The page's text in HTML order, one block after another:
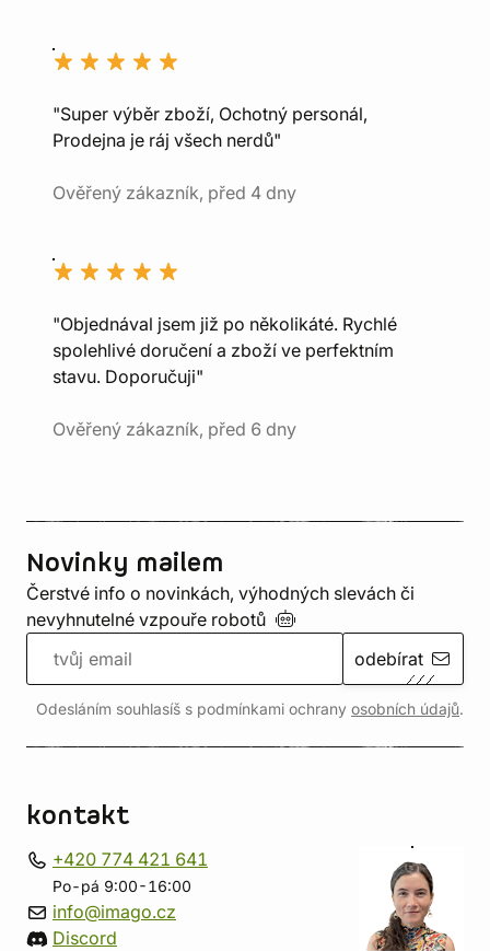
"Super výběr zboží, Ochotný personál,
Prodejna je ráj všech nerdů"
Ověřený zákazník, před 4 dny
"Objednával jsem již po několikáté. Rychlé
spolehlivé doručení a zboží ve perfektním
stavu. Doporučuji"
Ověřený zákazník, před 6 dny
Novinky mailem
Čerstvé info o novinkách, výhodných slevách či
nevyhnutelné vzpouře robotů
odebírat
Odesláním souhlasíš s podmínkami ochrany osobních údajů.
kontakt
+420 774 421 641
Po-pá 9:00-16:00
info@imago.cz
Discord